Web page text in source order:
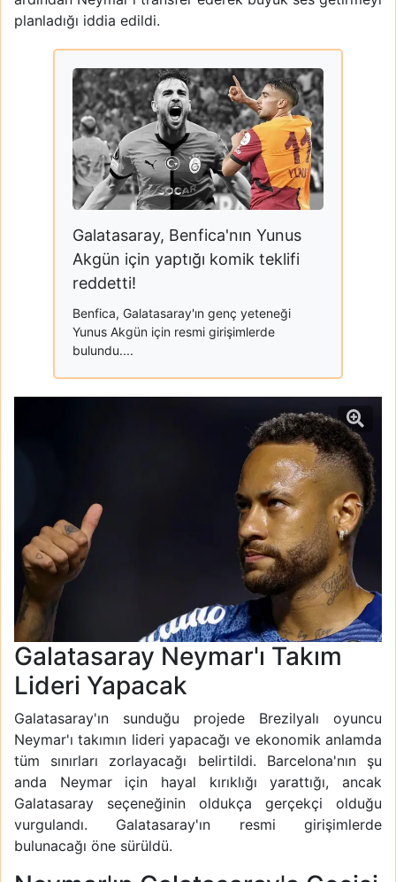
planladığı iddia edildi.
Galatasaray, Benfica'nın Yunus
Akgün için yaptığı komik teklifi
reddetti!
Benfica, Galatasaray'ın genç yeteneği
Yunus Akgün için resmi girişimlerde
bulundu....
Galatasaray Neymar'ı Takım
Lideri Yapacak
Galatasaray'ın sunduğu projede Brezilyalı oyuncu
Neymar'ı takımın lideri yapacağı ve ekonomik anlamda
tüm sınırları zorlayacağı belirtildi. Barcelona'nın şu
anda Neymar için hayal kırıklığı yarattığı, ancak
Galatasaray seçeneğinin oldukça gerçekçi olduğu
vurgulandı. Galatasaray'ın resmi girişimlerde
bulunacağı öne sürüldü.